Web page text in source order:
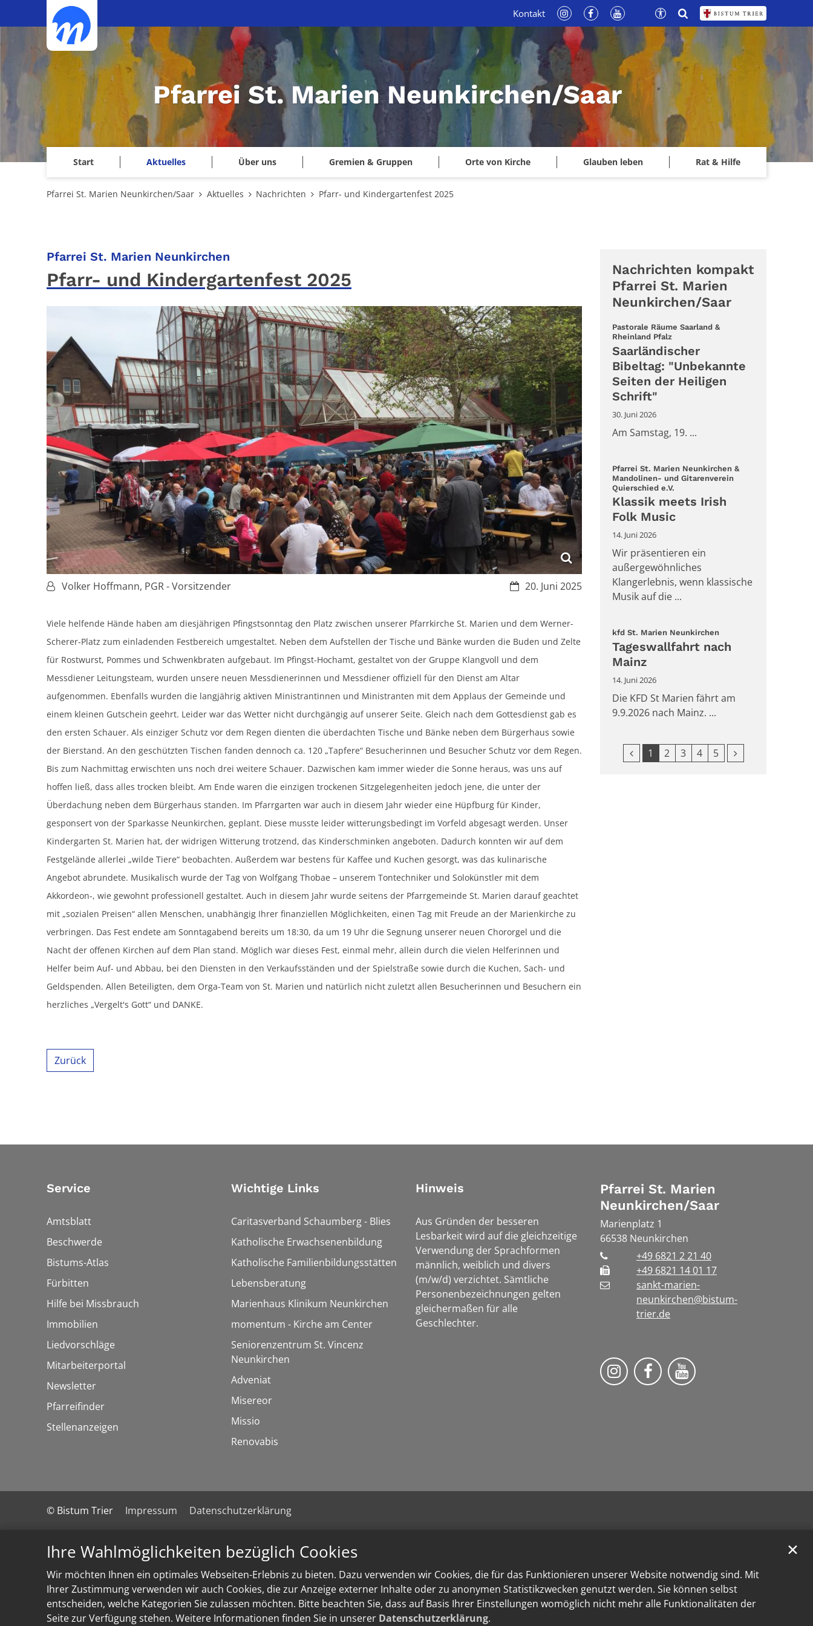
Ihre Wahlmöglichkeiten bezüglich Cookies
Wir möchten Ihnen ein optimales Webseiten-Erlebnis zu bieten. Dazu verwenden wir Cookies, die für das Funktionieren unserer Website notwendig sind. Mit
Ihrer Zustimmung verwenden wir auch Cookies, die zur Anzeige externer Inhalte oder zu anonymen Statistikzwecken genutzt werden. Sie können selbst
entscheiden, welche Kategorien Sie zulassen möchten. Bitte beachten Sie, dass auf Basis Ihrer Einstellungen womöglich nicht mehr alle Funktionalitäten der
Seite zur Verfügung stehen. Weitere Informationen finden Sie in unserer Datenschutzerklärung.
✕
Zum Inhalt springen
Pfarrei St. Marien Neunkirchen/Saar
Start Aktuelles Über uns Gremien & Gruppen Orte von Kirche Glauben leben Rat & Hilfe
Kontakt
Pfarrei St. Marien Neunkirchen/Saar Aktuelles Nachrichten Pfarr- und Kindergartenfest 2025
Pfarrei St. Marien Neunkirchen
Pfarr- und Kindergartenfest 2025
Datum:20. Juni 2025
Von:Volker Hoffmann, PGR - Vorsitzender
Viele helfende Hände haben am diesjährigen Pfingstsonntag den Platz zwischen unserer Pfarrkirche St. Marien und dem Werner-
Scherer-Platz zum einladenden Festbereich umgestaltet. Neben dem Aufstellen der Tische und Bänke wurden die Buden und Zelte
für Rostwurst, Pommes und Schwenkbraten aufgebaut. Im Pfingst-Hochamt, gestaltet von der Gruppe Klangvoll und dem
Messdiener Leitungsteam, wurden unsere neuen Messdienerinnen und Messdiener offiziell für den Dienst am Altar
aufgenommen. Ebenfalls wurden die langjährig aktiven Ministrantinnen und Ministranten mit dem Applaus der Gemeinde und
einem kleinen Gutschein geehrt. Leider war das Wetter nicht durchgängig auf unserer Seite. Gleich nach dem Gottesdienst gab es
den ersten Schauer. Als einziger Schutz vor dem Regen dienten die überdachten Tische und Bänke neben dem Bürgerhaus sowie
der Bierstand. An den geschützten Tischen fanden dennoch ca. 120 „Tapfere“ Besucherinnen und Besucher Schutz vor dem Regen.
Bis zum Nachmittag erwischten uns noch drei weitere Schauer. Dazwischen kam immer wieder die Sonne heraus, was uns auf
hoffen ließ, dass alles trocken bleibt. Am Ende waren die einzigen trockenen Sitzgelegenheiten jedoch jene, die unter der
Überdachung neben dem Bürgerhaus standen. Im Pfarrgarten war auch in diesem Jahr wieder eine Hüpfburg für Kinder,
gesponsert von der Sparkasse Neunkirchen, geplant. Diese musste leider witterungsbedingt im Vorfeld abgesagt werden. Unser
Kindergarten St. Marien hat, der widrigen Witterung trotzend, das Kinderschminken angeboten. Dadurch konnten wir auf dem
Festgelände allerlei „wilde Tiere“ beobachten. Außerdem war bestens für Kaffee und Kuchen gesorgt, was das kulinarische
Angebot abrundete. Musikalisch wurde der Tag von Wolfgang Thobae – unserem Tontechniker und Solokünstler mit dem
Akkordeon-, wie gewohnt professionell gestaltet. Auch in diesem Jahr wurde seitens der Pfarrgemeinde St. Marien darauf geachtet
mit „sozialen Preisen“ allen Menschen, unabhängig Ihrer finanziellen Möglichkeiten, einen Tag mit Freude an der Marienkirche zu
verbringen. Das Fest endete am Sonntagabend bereits um 18:30, da um 19 Uhr die Segnung unserer neuen Chororgel und die
Nacht der offenen Kirchen auf dem Plan stand. Möglich war dieses Fest, einmal mehr, allein durch die vielen Helferinnen und
Helfer beim Auf- und Abbau, bei den Diensten in den Verkaufsständen und der Spielstraße sowie durch die Kuchen, Sach- und
Geldspenden. Allen Beteiligten, dem Orga-Team von St. Marien und natürlich nicht zuletzt allen Besucherinnen und Besuchern ein
herzliches „Vergelt's Gott“ und DANKE.
Zurück
Nachrichten kompakt
Pfarrei St. Marien
Neunkirchen/Saar
Pastorale Räume Saarland &
Rheinland Pfalz
Saarländischer
Bibeltag: "Unbekannte
Seiten der Heiligen
Schrift"
30. Juni 2026
Am Samstag, 19. ...
Pfarrei St. Marien Neunkirchen &
Mandolinen- und Gitarenverein
Quierschied e.V.
Klassik meets Irish
Folk Music
14. Juni 2026
Wir präsentieren ein
außergewöhnliches
Klangerlebnis, wenn klassische
Musik auf die ...
kfd St. Marien Neunkirchen:
Tageswallfahrt nach
Mainz
14. Juni 2026
Die KFD St Marien fährt am
9.9.2026 nach Mainz. ...
Vorherige Seite
1 2 3 4 5 Nächste Seite
Service
Amtsblatt
Beschwerde
Bistums-Atlas
Fürbitten
Hilfe bei Missbrauch
Immobilien
Liedvorschläge
Mitarbeiterportal
Newsletter
Pfarreifinder
Stellenanzeigen
Wichtige Links
Caritasverband Schaumberg - Blies
Katholische Erwachsenenbildung
Katholische Familienbildungsstätten
Lebensberatung
Marienhaus Klinikum Neunkirchen
momentum - Kirche am Center
Seniorenzentrum St. Vincenz
Neunkirchen
Adveniat
Misereor
Missio
Renovabis
Hinweis
Aus Gründen der besseren
Lesbarkeit wird auf die gleichzeitige
Verwendung der Sprachformen
männlich, weiblich und divers
(m/w/d) verzichtet. Sämtliche
Personenbezeichnungen gelten
gleichermaßen für alle
Geschlechter.
Pfarrei St. Marien
Neunkirchen/Saar
Marienplatz 1
66538 Neunkirchen
+49 6821 2 21 40
+49 6821 14 01 17
sankt-marien-
neunkirchen@bistum-
trier.de
Bistum Trier auf Instragram
Die Pfarrei auf Facebook
Die Pfarrei auf
© Bistum Trier Impressum Datenschutzerklärung